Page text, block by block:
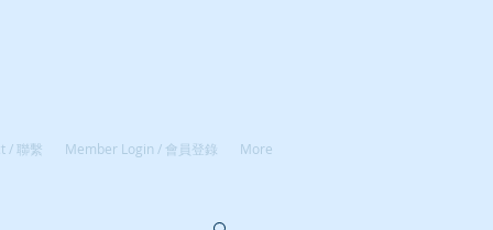
/ 聯繫 Member Login / 會員登錄 More